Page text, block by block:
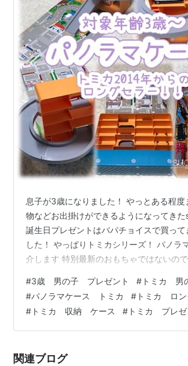
息子が3歳になりました！ やっとある程度
物などお出掛けができるようになってき
誕生日プレゼントはパパチョイスで買って
した！ やっぱりトミカシリーズ！ パノラ
介します 特別最新のおもちゃではないの
付属品 シール貼り 本体倒して作業 シール
て 収納ケース 最後に パノラマケース仕様
素材は紙というかなんというか、本の台紙
これは雑に扱ったらすぐ折り目が付いて
納ケース側と…
#3歳 男の子 プレゼント # トミカ 男
#パノラマケース トミカ # トミカ ロン
# トミカ 収納 ケース # トミカ プレゼ
関連ブログ